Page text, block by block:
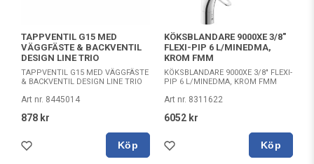
TAPPVENTIL G15 MED
VÄGGFÄSTE & BACKVENTIL
DESIGN LINE TRIO
TAPPVENTIL G15 MED VÄGGFÄSTE
& BACKVENTIL DESIGN LINE TRIO
Art nr. 8445014
878 kr
Köp
KÖKSBLANDARE 9000XE 3/8"
FLEXI-PIP 6 L/MINEDMA,
KROM FMM
KÖKSBLANDARE 9000XE 3/8" FLEXI-
PIP 6 L/MINEDMA, KROM FMM
Art nr. 8311622
6052 kr
Köp